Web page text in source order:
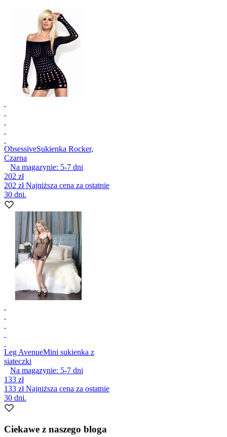
ObsessiveSukienka Rocker,
Czarna
Na magazynie: 5-7 dni
202 zł
202 złNajniższa cena za ostatnie
30 dni.
Leg AvenueMini sukienka z
siateczki
Na magazynie: 5-7 dni
133 zł
133 złNajniższa cena za ostatnie
30 dni.
Ciekawe z naszego bloga